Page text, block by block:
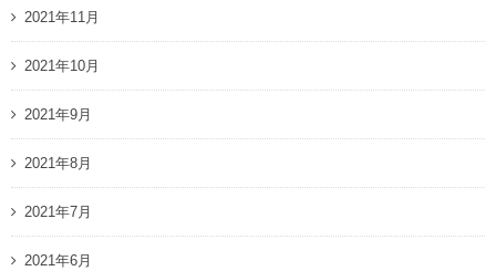
2021年11月
2021年10月
2021年9月
2021年8月
2021年7月
2021年6月